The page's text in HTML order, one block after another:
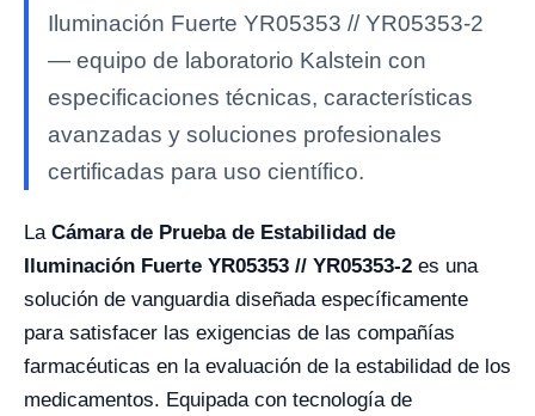
Iluminación Fuerte YR05353 // YR05353-2
— equipo de laboratorio Kalstein con
especificaciones técnicas, características
avanzadas y soluciones profesionales
certificadas para uso científico.
La Cámara de Prueba de Estabilidad de
Iluminación Fuerte YR05353 // YR05353-2 es una
solución de vanguardia diseñada específicamente
para satisfacer las exigencias de las compañías
farmacéuticas en la evaluación de la estabilidad de los
medicamentos. Equipada con tecnología de